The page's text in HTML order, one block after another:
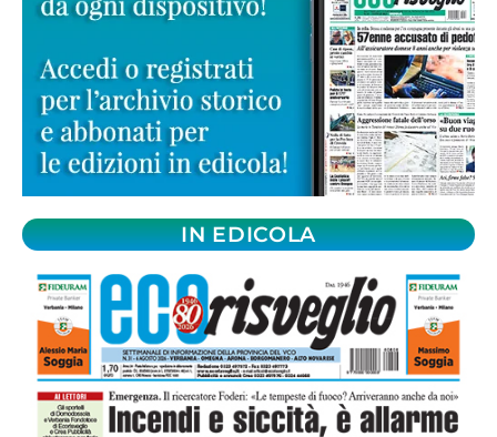
IN EDICOLA